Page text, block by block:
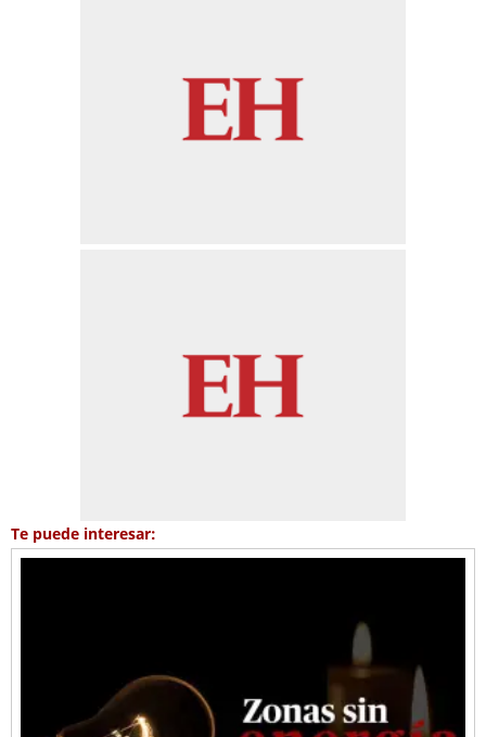
Te puede interesar: